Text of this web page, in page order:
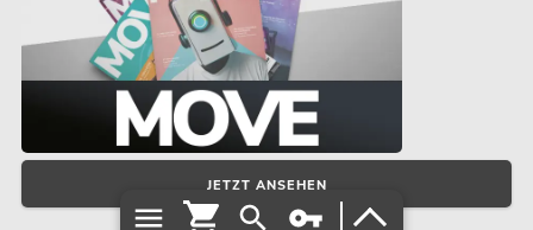
JETZT ANSEHEN